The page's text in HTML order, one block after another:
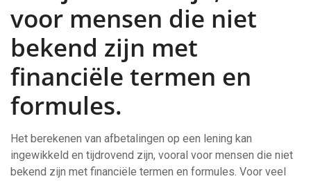
voor mensen die niet
bekend zijn met
financiële termen en
formules.
Het berekenen van afbetalingen op een lening kan
ingewikkeld en tijdrovend zijn, vooral voor mensen die niet
bekend zijn met financiële termen en formules. Voor veel